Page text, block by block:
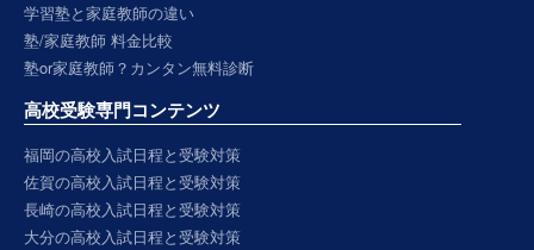
学習塾と家庭教師の違い
塾/家庭教師 料金比較
塾or家庭教師？カンタン無料診断
高校受験専門コンテンツ
福岡の高校入試日程と受験対策
佐賀の高校入試日程と受験対策
長崎の高校入試日程と受験対策
大分の高校入試日程と受験対策